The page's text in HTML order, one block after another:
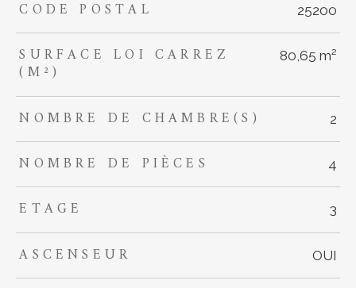
TRAD_ZEPHYR_Caracteristique TRAD_ZEPHYR_Valeurs
CODE POSTAL 25200
SURFACE LOI CARREZ
(M²)
80,65 m²
NOMBRE DE CHAMBRE(S) 2
NOMBRE DE PIÈCES 4
ETAGE 3
ASCENSEUR OUI